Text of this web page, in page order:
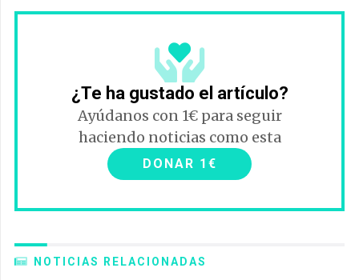
¿Te ha gustado el artículo?
Ayúdanos con 1€ para seguir
haciendo noticias como esta
DONAR 1€
NOTICIAS RELACIONADAS